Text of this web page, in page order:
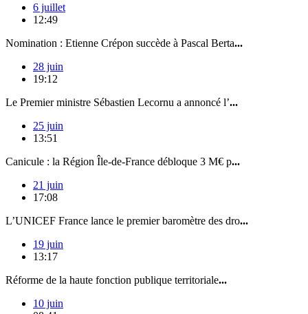
6 juillet
12:49
Nomination : Etienne Crépon succède à Pascal Berta...
28 juin
19:12
Le Premier ministre Sébastien Lecornu a annoncé l’...
25 juin
13:51
Canicule : la Région Île-de-France débloque 3 M€ p...
21 juin
17:08
L’UNICEF France lance le premier baromètre des dro...
19 juin
13:17
Réforme de la haute fonction publique territoriale...
10 juin